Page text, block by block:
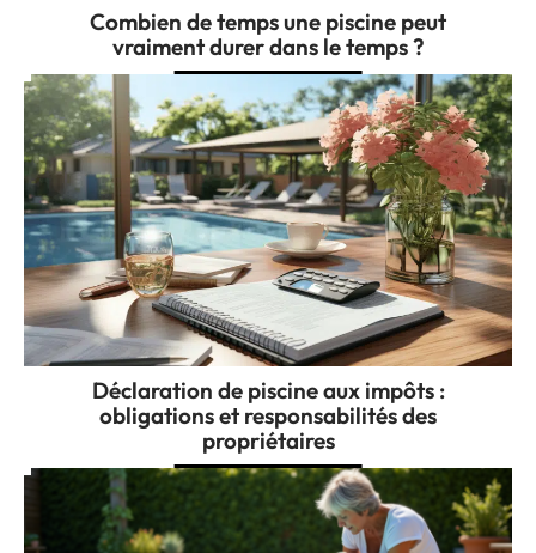
Combien de temps une piscine peut
vraiment durer dans le temps ?
Déclaration de piscine aux impôts :
obligations et responsabilités des
propriétaires